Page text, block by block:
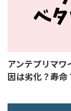
アンテプリマ
因は劣化？寿命